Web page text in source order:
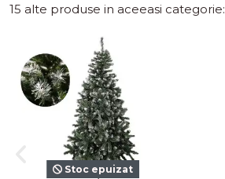
15 alte produse in aceeasi categorie:
Stoc epuizat